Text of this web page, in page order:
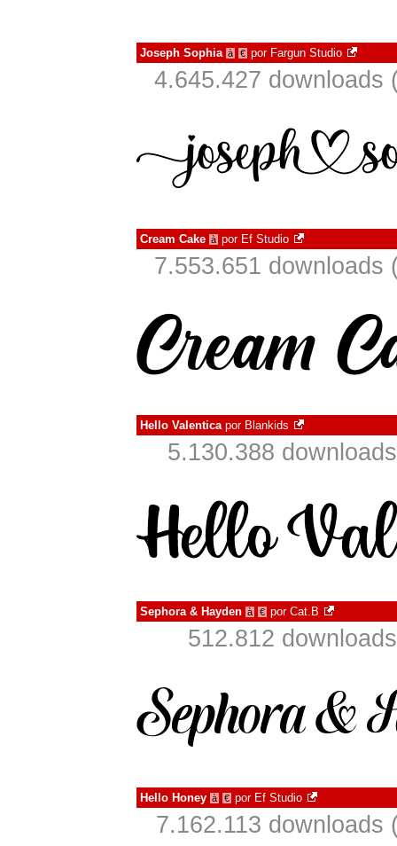
Joseph Sophia à € por Fargun Studio
4.645.427 downloads
Cream Cake à por Ef Studio
7.553.651 downloads
Hello Valenticapor Blankids
5.130.388
Sephora & Hayden à € por Cat.B
512.812
Hello Honey à € por Ef Studio
7.162.113 downloads